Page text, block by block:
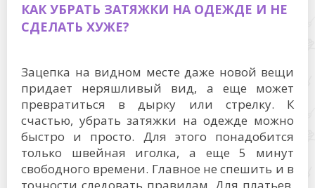
КАК УБРАТЬ ЗАТЯЖКИ НА ОДЕЖДЕ И НЕ
СДЕЛАТЬ ХУЖЕ?
Зацепка на видном месте даже новой вещи
придает неряшливый вид, а еще может
превратиться в дырку или стрелку. К
счастью, убрать затяжки на одежде можно
быстро и просто. Для этого понадобится
только швейная иголка, а еще 5 минут
свободного времени. Главное не спешить и в